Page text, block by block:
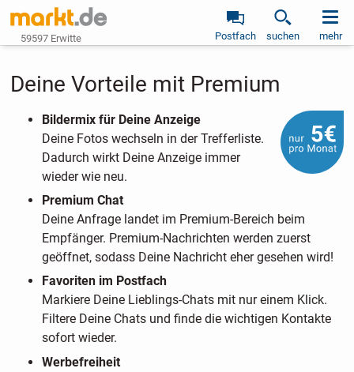
59597 Erwitte Postfach suchen mehr
Deine Vorteile mit Premium
Bildermix für Deine Anzeige
Deine Fotos wechseln in der Trefferliste.
Dadurch wirkt Deine Anzeige immer
wieder wie neu.
Premium Chat
Deine Anfrage landet im Premium-Bereich beim
Empfänger. Premium-Nachrichten werden zuerst
geöffnet, sodass Deine Nachricht eher gesehen wird!
Favoriten im Postfach
Markiere Deine Lieblings-Chats mit nur einem Klick.
Filtere Deine Chats und finde die wichtigen Kontakte
sofort wieder.
Werbefreiheit